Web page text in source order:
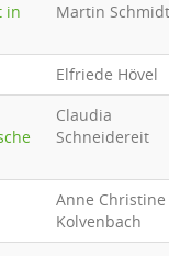
in
Martin Schmidt
Elfriede Hövel
Claudia
Schneidereit
Anne Christine
Kolvenbach